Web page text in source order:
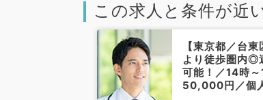
この求人と条件が近
【東京都／台
より徒歩圏内◎
可能！／14時
50,000円／個